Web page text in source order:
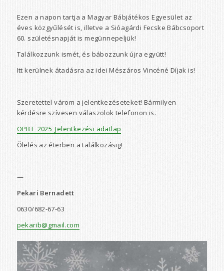
Ezen a napon tartja a Magyar Bábjátékos Egyesület az
éves közgyűlését is, illetve a Sióagárdi Fecske Bábcsoport
60. születésnapját is megünnepeljük!
Találkozzunk ismét, és bábozzunk újra együtt!
Itt kerülnek átadásra az idei Mészáros Vincéné Díjak is!
Szeretettel várom a jelentkezéseteket! Bármilyen
kérdésre szívesen válaszolok telefonon is.
OPBT_2025_Jelentkezési adatlap
Ölelés az éterben a találkozásig!
—
Pekari Bernadett
0630/682-67-63
pekarib@gmail.com